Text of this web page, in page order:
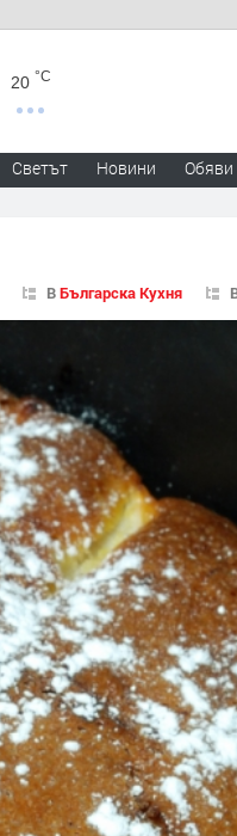
20 °C
Светът Новини Обяви
ВБългарска Кухня